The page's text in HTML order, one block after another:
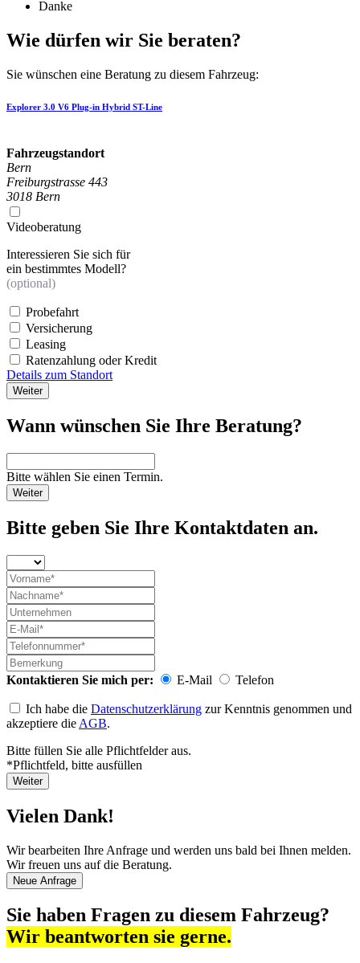
Danke
Wie dürfen wir Sie beraten?
Sie wünschen eine Beratung zu diesem Fahrzeug:
Explorer 3.0 V6 Plug-in Hybrid ST-Line
Fahrzeugstandort
Bern
Freiburgstrasse 443
3018 Bern
Videoberatung
Interessieren Sie sich für
ein bestimmtes Modell?
(optional)
Probefahrt
Versicherung
Leasing
Ratenzahlung oder Kredit
Details zum Standort
Weiter
Wann wünschen Sie Ihre Beratung?
Bitte wählen Sie einen Termin.
Weiter
Bitte geben Sie Ihre Kontaktdaten an.
Kontaktieren Sie mich per: E-Mail Telefon
Ich habe die Datenschutzerklärung zur Kenntnis genommen und
akzeptiere die AGB.
Bitte füllen Sie alle Pflichtfelder aus.
*Pflichtfeld, bitte ausfüllen
Weiter
Vielen Dank!
Wir bearbeiten Ihre Anfrage und werden uns bald bei Ihnen melden.
Wir freuen uns auf die Beratung.
Neue Anfrage
Sie haben Fragen zu diesem Fahrzeug?
Wir beantworten sie gerne.